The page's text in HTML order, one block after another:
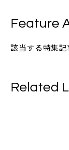
Feature
該当する特集記
Related